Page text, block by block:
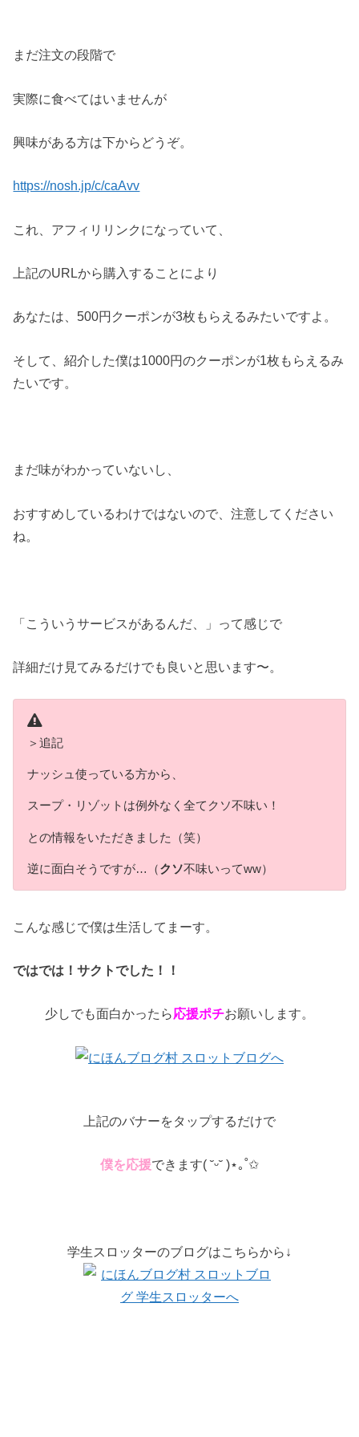
まだ注文の段階で
実際に食べてはいませんが
興味がある方は下からどうぞ。
https://nosh.jp/c/caAvv
これ、アフィリリンクになっていて、
上記のURLから購入することにより
あなたは、500円クーポンが3枚もらえるみたいですよ。
そして、紹介した僕は1000円のクーポンが1枚もらえるみ
たいです。
まだ味がわかっていないし、
おすすめしているわけではないので、注意してください
ね。
「こういうサービスがあるんだ、」って感じで
詳細だけ見てみるだけでも良いと思います〜。
＞追記
ナッシュ使っている方から、
スープ・リゾットは例外なく全てクソ不味い！
との情報をいただきました（笑）
逆に面白そうですが…（クソ不味いってww）
こんな感じで僕は生活してまーす。
ではでは！サクトでした！！
少しでも面白かったら応援ポチお願いします。
上記のバナーをタップするだけで
僕を応援できます( ˘ᵕ˘ )⋆｡˚✩
学生スロッターのブログはこちらから↓